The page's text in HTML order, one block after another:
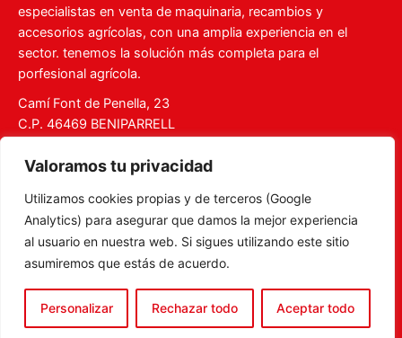
Valoramos tu privacidad
Utilizamos cookies propias y de terceros (Google
Analytics) para asegurar que damos la mejor experiencia
al usuario en nuestra web. Si sigues utilizando este sitio
asumiremos que estás de acuerdo.
Personalizar Rechazar todo Aceptar todo
especialistas en venta de maquinaria, recambios y
accesorios agrícolas, con una amplia experiencia en el
sector. tenemos la solución más completa para el
porfesional agrícola.
Camí Font de Penella, 23
C.P. 46469 BENIPARRELL
ventas@recambiosterramar.com
Mi Cuenta
Carrito
Aviso legal
Política de privacidad
Política de Cookies